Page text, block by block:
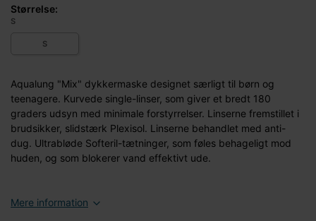
Størrelse:
S
S
Aqualung "Mix" dykkermaske designet særligt til børn og
teenagere. Kurvede single-linser, som giver et bredt 180
graders udsyn med minimale forstyrrelser. Linserne fremstillet i
brudsikker, slidstærk Plexisol. Linserne behandlet med anti-
dug. Ultrabløde Softeril-tætninger, som føles behageligt mod
huden, og som blokerer vand effektivt ude.
Mere information